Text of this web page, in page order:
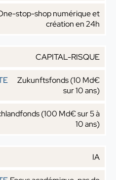
stop-shop numérique et
création en 24h
CAPITAL-RISQUE
Zukunftsfonds (10 Md€
sur 10 ans)
(100 Md€ sur 5 à
10 ans)
IA